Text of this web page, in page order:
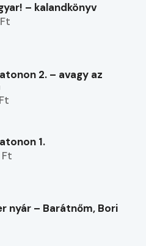
– kalandkönyv
2. – avagy az
1.
nyár – Barátnőm, Bori